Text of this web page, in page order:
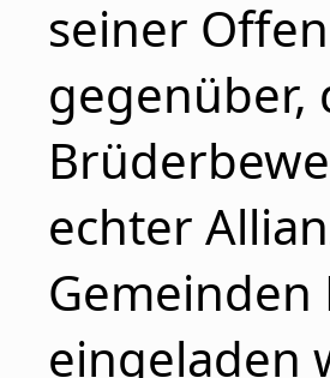
seiner
gegenüber,
echter
eingeladen